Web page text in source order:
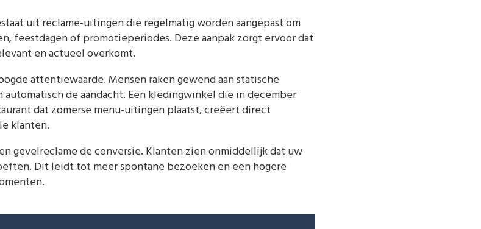
uit reclame-uitingen die regelmatig worden aangepast om
feestdagen of promotieperiodes. Deze aanpak zorgt ervoor dat
en actueel overkomt.
attentiewaarde. Mensen raken gewend aan statische
automatisch de aandacht. Een kledingwinkel die in december
dat zomerse menu-uitingen plaatst, creëert direct
klanten.
gevelreclame de conversie. Klanten zien onmiddellijk dat uw
Dit leidt tot meer spontane bezoeken en een hogere